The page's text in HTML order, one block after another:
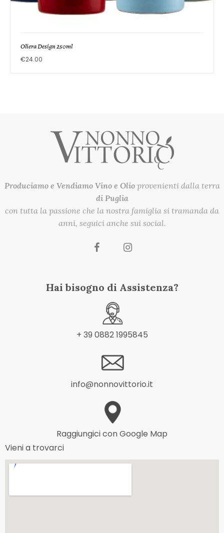
Oliera Design 250ml
€24.00
Produciamo e Vendiamo Vino e Olioprovenienti dalla terra
di Puglia
con tutta la passione che la nostra famiglia si tramanda da
anni, seguici anche sui social.
Hai bisogno di Assistenza?
+ 39 0882 1995845
info@nonnovittorio.it
Raggiungici con Google Map
Vieni a trovarci